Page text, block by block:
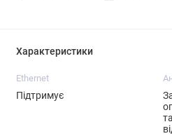
Характеристики
Ethernet
Підтримує